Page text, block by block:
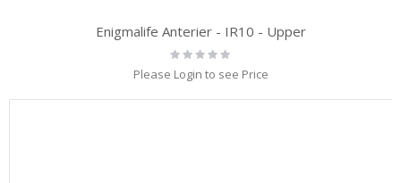
Enigmalife Anterier - IR10 - Upper
Rating:
0%
Please Login to see Price